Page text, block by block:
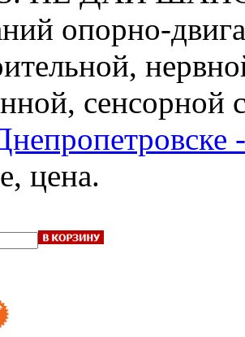
опорно-
сенсорной
цена.